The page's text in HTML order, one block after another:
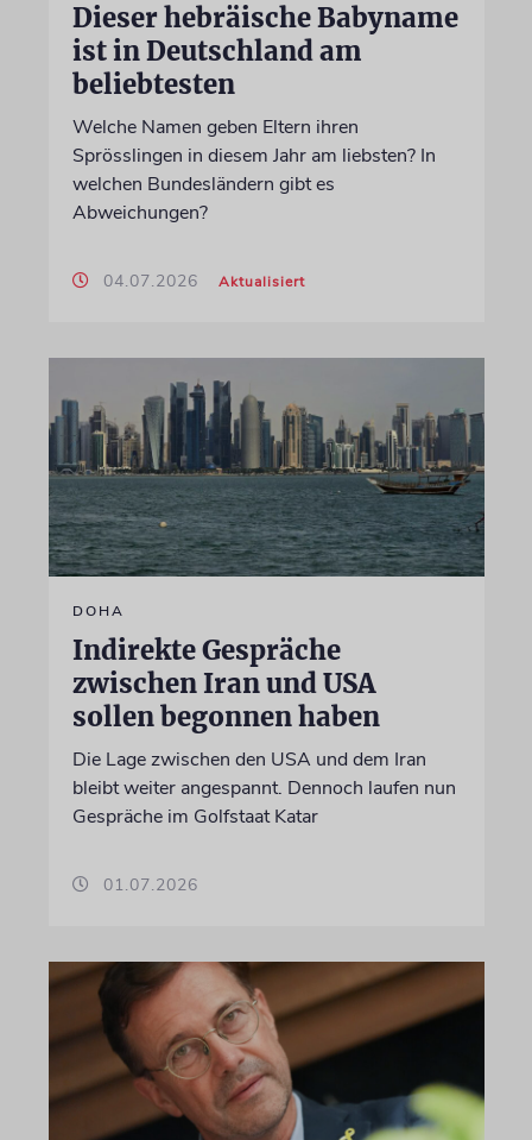
Dieser hebräische Babyname
ist in Deutschland am
beliebtesten
Welche Namen geben Eltern ihren
Sprösslingen in diesem Jahr am liebsten? In
welchen Bundesländern gibt es
Abweichungen?
04.07.2026 Aktualisiert
DOHA
Indirekte Gespräche
zwischen Iran und USA
sollen begonnen haben
Die Lage zwischen den USA und dem Iran
bleibt weiter angespannt. Dennoch laufen nun
Gespräche im Golfstaat Katar
01.07.2026